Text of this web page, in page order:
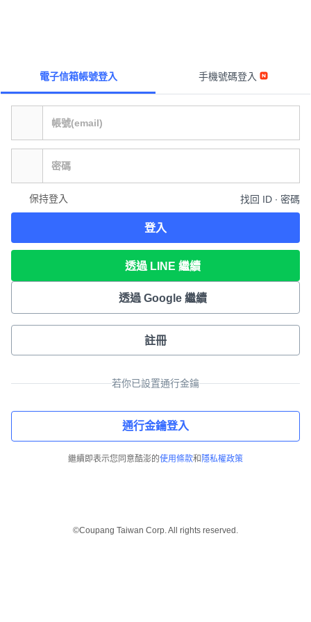
電子信箱帳號登入 手機號碼登入
保持登入 找回 ID ∙ 密碼
登入
透過 LINE 繼續
透過 Google 繼續
註冊
若你已設置通行金鑰
通行金鑰登入
繼續即表示您同意酷澎的使用條款和 隱私權政策
©Coupang Taiwan Corp. All rights reserved.